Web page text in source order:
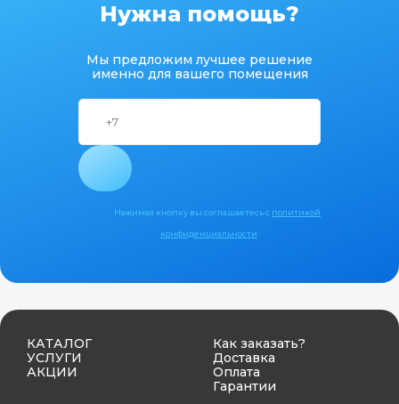
Нужна помощь?
Мы предложим лучшее решение
именно для вашего помещения
Нажимая кнопку вы соглашаетесь с политикой
конфиденциальности
КАТАЛОГ
УСЛУГИ
АКЦИИ
Как заказать?
Доставка
Оплата
Гарантии